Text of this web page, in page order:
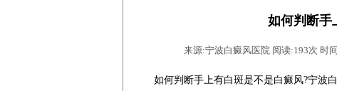
如何判断手
来源:宁波白癜风医院 阅读:193次 时
如何判断手上有白斑是不是白癜风?宁波